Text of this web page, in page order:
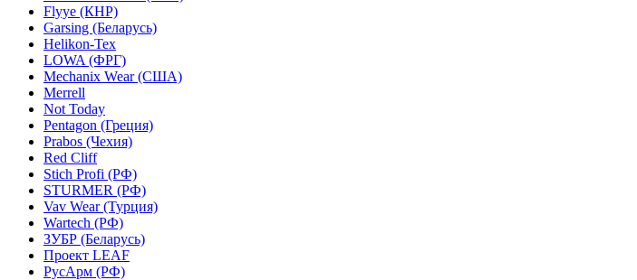
Flyye (КНР)
Garsing (Беларусь)
Helikon-Tex
LOWA (ФРГ)
Mechanix Wear (США)
Merrell
Not Today
Pentagon (Греция)
Prabos (Чехия)
Red Cliff
Stich Profi (РФ)
STURMER (РФ)
Vav Wear (Турция)
Wartech (РФ)
ЗУБР (Беларусь)
Проект LEAF
РусАрм (РФ)